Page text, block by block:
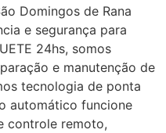
Domingos de Rana
e segurança para
24hs, somos
e manutenção de
tecnologia de ponta
automático funcione
controle remoto,